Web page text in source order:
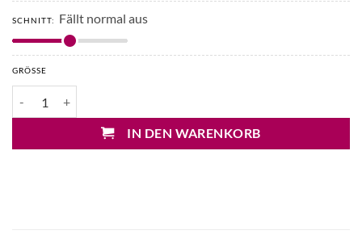
SCHNITT: Fällt normal aus
GRÖSSE
IN DEN WARENKORB